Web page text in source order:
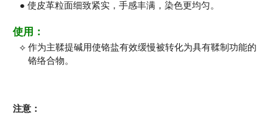
● 使皮革粒面细致紧实，手感丰满，染色更均匀。
使用：
⟡ 作为主鞣提碱用使铬盐有效缓慢被转化为具有鞣制功能的
铬络合物。
注意：